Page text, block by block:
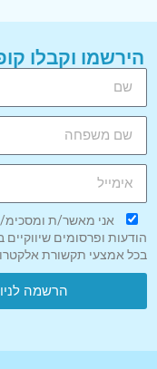
הירשמו וקבלו
אני מאשר/ת ומסכימ/
הודעות ופרסומים
בכל אמצעי תקשורת
הרשמה